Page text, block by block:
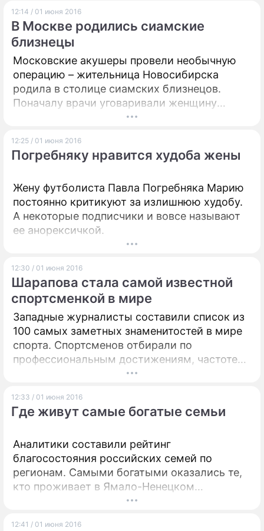
проблемы.
12:14 / 01 июня 2016
В Москве родились сиамские
близнецы
Московские акушеры провели необычную
операцию – жительница Новосибирска
родила в столице сиамских близнецов.
Поначалу врачи уговаривали женщину
прервать беременность. Убедил ее
Новосибирска.
12:25 / 01 июня 2016
Погребняку нравится худоба жены
Жену футболиста Павла Погребняка Марию
постоянно критикуют за излишнюю худобу.
А некоторые подписчики и вовсе называют
ее анорексичкой.
12:30 / 01 июня 2016
Шарапова стала самой известной
спортсменкой в мире
Западные журналисты составили список из
100 самых заметных знаменитостей в мире
спорта. Спортсменов отбирали по
профессиональным достижениям, частоте
упоминаний в СМИ и социальных сетях, а
12:33 / 01 июня 2016
Где живут самые богатые семьи
Аналитики составили рейтинг
благосостояния российских семей по
регионам. Самыми богатыми оказались те,
кто проживает в Ямало-Ненецком
автономном округе, на второй строчке –
12:41 / 01 июня 2016